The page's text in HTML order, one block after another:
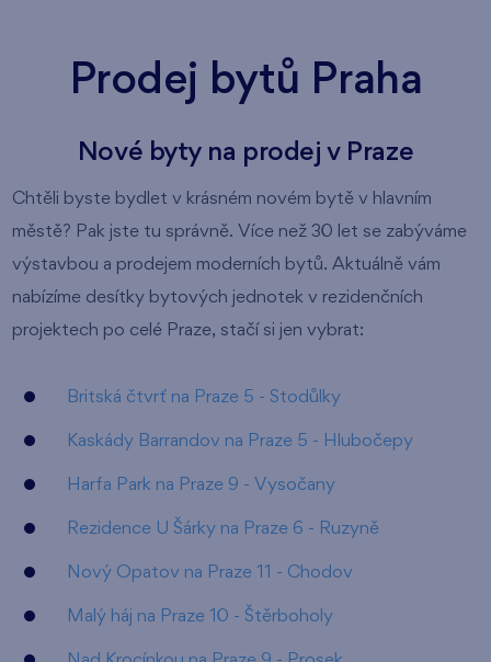
Prodej bytů Praha
Nové byty na prodej v Praze
Chtěli byste bydlet v krásném novém bytě v hlavním
městě? Pak jste tu správně. Více než 30 let se zabýváme
výstavbou a prodejem moderních bytů. Aktuálně vám
nabízíme desítky bytových jednotek v rezidenčních
projektech po celé Praze, stačí si jen vybrat:
Britská čtvrť na Praze 5 - Stodůlky
Kaskády Barrandov na Praze 5 - Hlubočepy
Harfa Park na Praze 9 - Vysočany
Rezidence U Šárky na Praze 6 - Ruzyně
Nový Opatov na Praze 11 - Chodov
Malý háj na Praze 10 - Štěrboholy